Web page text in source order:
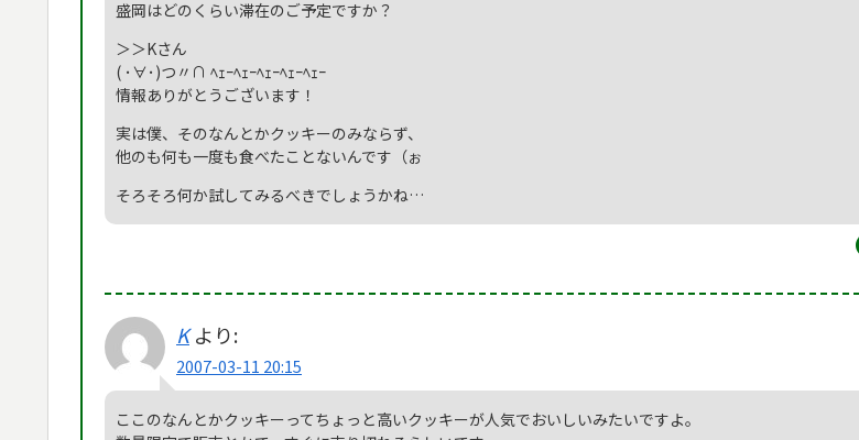
盛岡はどのくらい滞在のご予定ですか？
＞＞Kさん
( ･∀･)つ〃∩ ﾍｪｰﾍｪｰﾍｪｰﾍｪｰﾍｪｰ
情報ありがとうございます！
実は僕、そのなんとかクッキーのみならず、
他のも何も一度も食べたことないんです（ぉ
そろそろ何か試してみるべきでしょうかね…
K より:
2007-03-11 20:15
ここのなんとかクッキーってちょっと高いクッキーが人気でおいしいみたいですよ。